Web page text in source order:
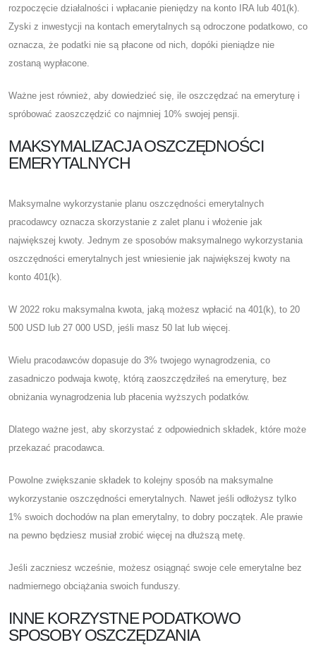
rozpoczęcie działalności i wpłacanie pieniędzy na konto IRA lub 401(k).
Zyski z inwestycji na kontach emerytalnych są odroczone podatkowo, co
oznacza, że ​​podatki nie są płacone od nich, dopóki pieniądze nie
zostaną wypłacone.
Ważne jest również, aby dowiedzieć się, ile oszczędzać na emeryturę i
spróbować zaoszczędzić co najmniej 10% swojej pensji.
MAKSYMALIZACJA OSZCZĘDNOŚCI
EMERYTALNYCH
Maksymalne wykorzystanie planu oszczędności emerytalnych
pracodawcy oznacza skorzystanie z zalet planu i włożenie jak
największej kwoty. Jednym ze sposobów maksymalnego wykorzystania
oszczędności emerytalnych jest wniesienie jak największej kwoty na
konto 401(k).
W 2022 roku maksymalna kwota, jaką możesz wpłacić na 401(k), to 20
500 USD lub 27 000 USD, jeśli masz 50 lat lub więcej.
Wielu pracodawców dopasuje do 3% twojego wynagrodzenia, co
zasadniczo podwaja kwotę, którą zaoszczędziłeś na emeryturę, bez
obniżania wynagrodzenia lub płacenia wyższych podatków.
Dlatego ważne jest, aby skorzystać z odpowiednich składek, które może
przekazać pracodawca.
Powolne zwiększanie składek to kolejny sposób na maksymalne
wykorzystanie oszczędności emerytalnych. Nawet jeśli odłożysz tylko
1% swoich dochodów na plan emerytalny, to dobry początek. Ale prawie
na pewno będziesz musiał zrobić więcej na dłuższą metę.
Jeśli zaczniesz wcześnie, możesz osiągnąć swoje cele emerytalne bez
nadmiernego obciążania swoich funduszy.
INNE KORZYSTNE PODATKOWO
SPOSOBY OSZCZĘDZANIA